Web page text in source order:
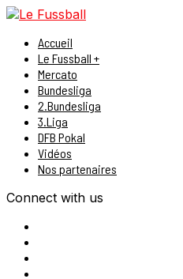
Accueil
Le Fussball +
Mercato
Bundesliga
2.Bundesliga
3.Liga
DFB Pokal
Vidéos
Nos partenaires
Connect with us